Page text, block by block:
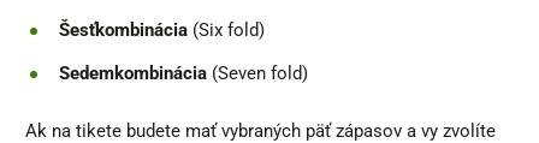
Šesťkombinácia (Six fold)
Sedemkombinácia (Seven fold)
Ak na tikete budete mať vybraných päť zápasov a vy zvolíte